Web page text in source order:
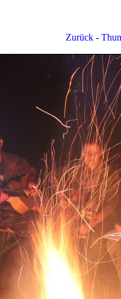
Zurück-